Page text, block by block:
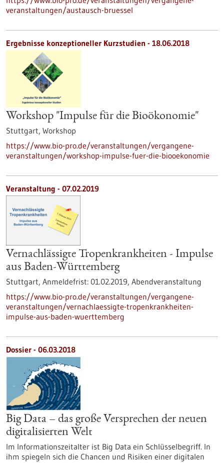
veranstaltungen/austausch-bruessel
Ergebnisse konzeptioneller Kurzstudien - 18.06.2018
Workshop "Impulse für die Bioökonomie"
Stuttgart, Workshop
https://www.bio-pro.de/veranstaltungen/vergangene-
veranstaltungen/workshop-impulse-fuer-die-biooekonomie
Veranstaltung - 07.02.2019
Vernachlässigte Tropenkrankheiten - Impulse
aus Baden-Württemberg
Stuttgart, Anmeldefrist: 01.02.2019, Abendveranstaltung
https://www.bio-pro.de/veranstaltungen/vergangene-
veranstaltungen/vernachlaessigte-tropenkrankheiten-
impulse-aus-baden-wuerttemberg
Dossier - 06.03.2018
Big Data – das große Versprechen der neuen
digitalisierten Welt
Im Informationszeitalter ist Big Data ein Schlüsselbegriff. In
ihm spiegeln sich die Chancen und Risiken einer digitalen